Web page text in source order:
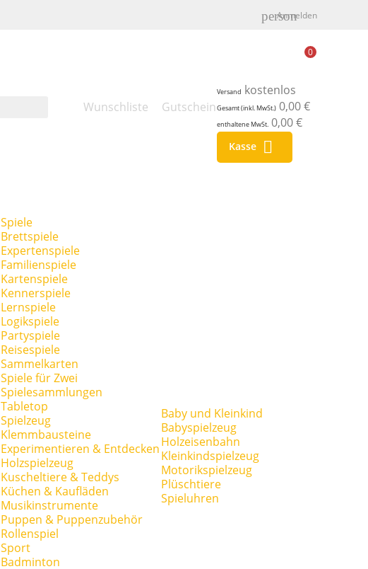
person
Anmelden
Wunschliste Gutschein
0
Versand kostenlos
Gesamt (inkl. MwSt.) 0,00 €
enthaltene MwSt. 0,00 €
Kasse 
Spiele
Brettspiele
Expertenspiele
Familienspiele
Kartenspiele
Kennerspiele
Lernspiele
Logikspiele
Partyspiele
Reisespiele
Sammelkarten
Spiele für Zwei
Spielesammlungen
Tabletop
Spielzeug
Klemmbausteine
Experimentieren & Entdecken
Holzspielzeug
Kuscheltiere & Teddys
Küchen & Kaufläden
Musikinstrumente
Puppen & Puppenzubehör
Rollenspiel
Sport
Badminton
Baby und Kleinkind
Babyspielzeug
Holzeisenbahn
Kleinkindspielzeug
Motorikspielzeug
Plüschtiere
Spieluhren